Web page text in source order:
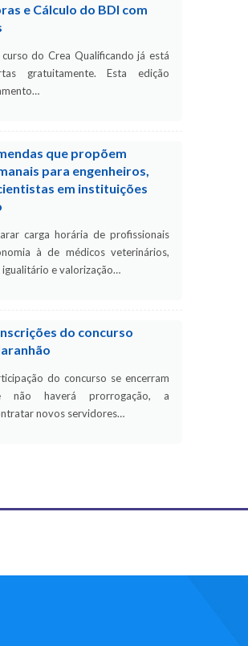
e Cálculo do BDI com
do Crea Qualificando já está
gratuitamente. Esta edição
que propõem
para engenheiros,
em instituições
carga horária de profissionais
à de médicos veterinários,
e valorização…
do concurso
do concurso se encerram
não haverá prorrogação, a
novos servidores…